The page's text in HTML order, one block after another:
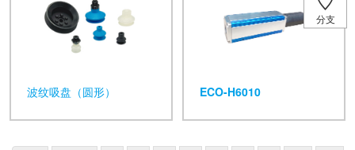
波纹吸盘（圆形） ECO-H6010
分支